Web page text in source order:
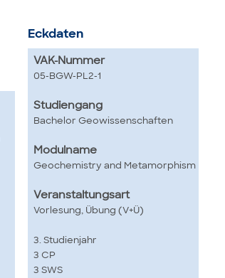
Eckdaten
VAK-Nummer
05-BGW-PL2-1
Studiengang
Bachelor Geowissenschaften
Modulname
Geochemistry and Metamorphism
Veranstaltungsart
Vorlesung, Übung (V+Ü)
3. Studienjahr
3 CP
3 SWS